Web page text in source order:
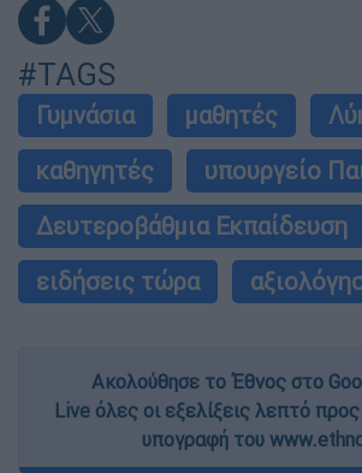
#TAGS
Γυμνάσια μαθητές
καθηγητές
υπουργείο
Δευτεροβάθμια Εκπαίδευση
ειδήσεις τώρα
Ακολούθησε το Έθνος στο
Live όλες οι εξελίξεις λεπτό
υπογραφή του